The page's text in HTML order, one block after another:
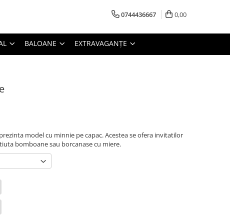
0744436667 0,00
BALOANE EXTRAVAGANȚE
model cu minnie pe capac. Acestea se ofera invitatilor
bomboane sau borcanase cu miere.